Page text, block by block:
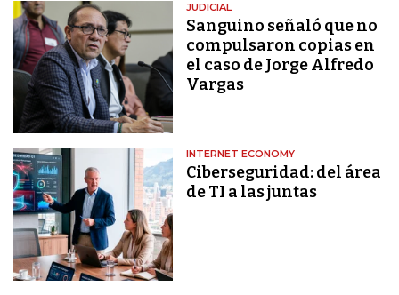
JUDICIAL
Sanguino señaló que no
compulsaron copias en
el caso de Jorge Alfredo
Vargas
INTERNET ECONOMY
Ciberseguridad: del área
de TI a las juntas